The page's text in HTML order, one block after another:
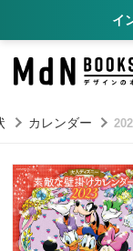
イ
カレンダー